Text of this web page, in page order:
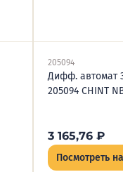
205094
Дифф. автомат
205094 CHINT
3 165,76 ₽
Посмотреть